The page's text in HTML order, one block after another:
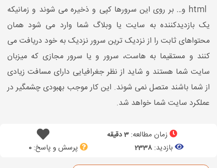
و… بر روی این سرورها کپی و ذخیره می شوند و زمانیکه
یک بازدیدکننده به سایت یا وبلاگ شما وارد می شود همان
محتواهای ثابت را از نزدیک ترین سرور نزدیک به خود دریافت می
کنند و مستقیما به هاست، سرور و یا سرور مجازی که میزبان
سایت شما هستند و شاید از نظر جغرافیایی دارای مسافت زیادی
از شما باشند متصل نمی شوند. این کار موجب بهبودی چشمگیر در
عملکرد سایت شما خواهد شد.
زمان مطالعه: 3 دقیقه
بازدید: 2338 پرسش و پاسخ:0